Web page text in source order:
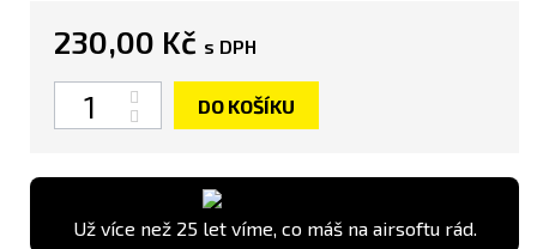
230,00 Kč s DPH
Počet
DO KOŠÍKU
Už více než 25 let víme, co máš na airsoftu rád.